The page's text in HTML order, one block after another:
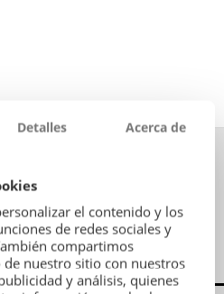
Detalles Acerca de
el contenido y los
de redes sociales y
compartimos
nuestro sitio con nuestros
y análisis, quienes